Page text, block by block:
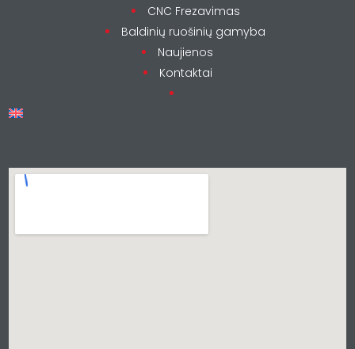
CNC Frezavimas
Baldinių ruošinių gamyba
Naujienos
Kontaktai